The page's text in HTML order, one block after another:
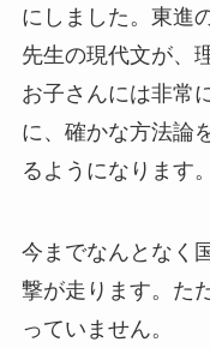
にしました。東進
先生の現代文が、
お子さんには非常
に、確かな方法論
るようになります。
今までなんとなく
撃が走ります。た
っていません。